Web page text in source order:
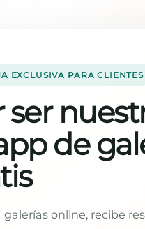
EXCLUSIVA PARA CLIENTES
ser
de
online, recibe